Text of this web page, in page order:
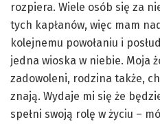
rozpiera. Wiele osób się za
tych kapłanów, więc mam
kolejnemu powołaniu i
jedna wioska w niebie. Moja
zadowoleni, rodzina także,
znają. Wydaje mi się że
spełni swoją rolę w życiu –